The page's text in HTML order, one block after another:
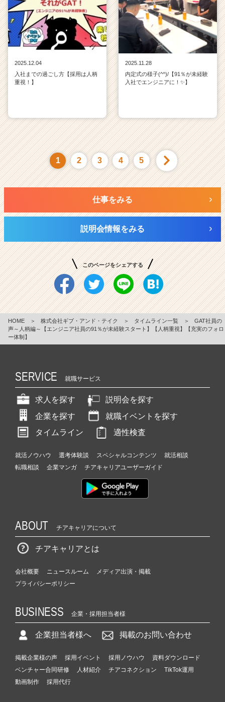
2025.12.04
入社までの過ごし方【採用は人柄
重視！】
2025.11.28
内定式の様子(^^)/【91％が未経験
入社でエンジニアに！✨】
1 2 3 4 5
仕事をみる
説明会情報をみる
このページをシェアする
HOME ＞ 株式会社ギブ・アンド・テイク ＞ タイムライン一覧 ＞
GAT社員の
声～人柄編～【エンジニア社員の91％が未経験スタート】【人柄重視】【充実のフォロ
ー体制】
SERVICE 就職サービス
求人を探す
説明会を探す
企業を探す
就職イベントを探す
タイムライン
適性検査
就活ノウハウ 選考体験談 スペシャルコンテンツ
就活相談
転職相談
企業マンガ チアキャリアユーザーガイド
ABOUT チアキャリアについて
チアキャリアとは
会社概要 ニュースルーム
メディア出演・掲載
プライバシーポリシー
BUSINESS 企業・採用担当者様
企業担当者様へ 掲載のお問い合わせ
掲載企業様の声 採用イベント 採用ノウハウ
資料ダウンロード
ベンチャー合同研修
人材紹介 チアコネクション
TikTok運用
動画制作
採用代行